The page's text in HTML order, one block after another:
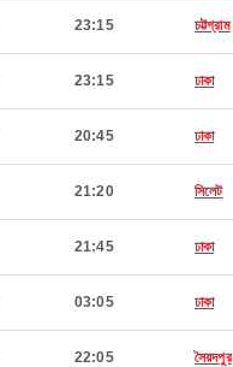
23:15 চট্টগ্রাম
23:15 ঢাকা
20:45 ঢাকা
21:20 সিলেট
21:45 ঢাকা
03:05 ঢাকা
22:05 সৈয়দপুর